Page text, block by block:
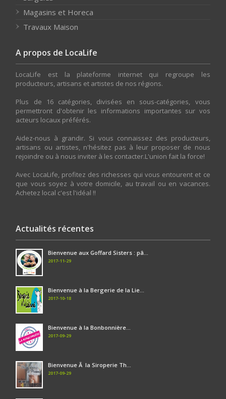
Magasins et Horeca
Travaux Maison
A propos de LocaLife
LocaLife est la plateforme internet qui regroupe les
producteurs, artisans et artistes de nos régions.
Plus de 16 catégories, divisées en sous-catégories, vous
permettront d'obtenir les informations importantes sur vos
acteurs locaux préférés.
Aidez-nous à grandir. Si vous connaissez des producteurs,
artisans ou artistes, n'hésitez pas à leur proposer de nous
rejoindre ou à nous inviter à les contacter.L'union fait la force!
Avec LocaLife, profitez des richesses qui vous entourent et ce
que vous soyez à votre domicile, au travail ou en vacances.
Achetez local c'est l'idéal !!
Actualités récentes
Bienvenue aux Goffard Sisters : pâ...
2017-11-29
Bienvenue à la Bergerie de la Lie...
2017-10-18
Bienvenue à la Bonbonnière...
2017-09-29
Bienvenue Ã la Siroperie Th...
2017-09-29